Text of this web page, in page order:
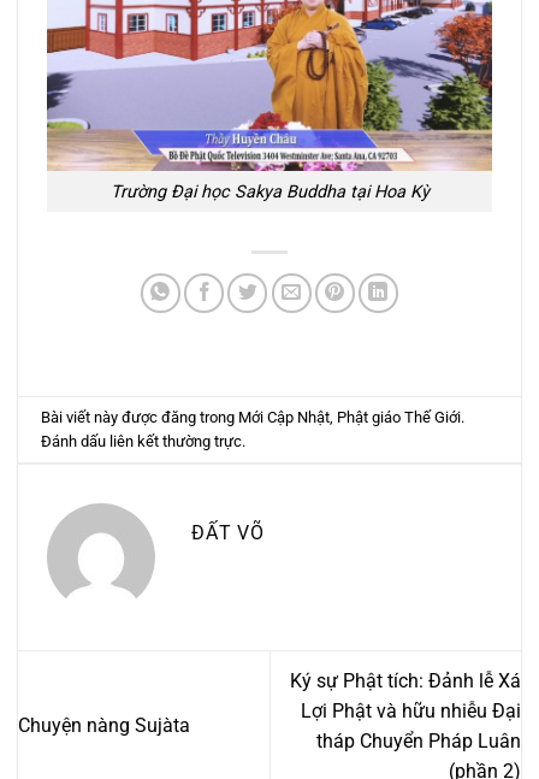
Trường Đại học Sakya Buddha tại Hoa Kỳ
Bài viết này được đăng trong Mới Cập Nhật Phật giáo Thế Giới.
Đánh dấu liên kết thường trực.
ĐẤT VÕ
Chuyện nàng Sujàta
Ký sự Phật tích: Đảnh lễ Xá
Lợi Phật và hữu nhiễu Đại
tháp Chuyển Pháp Luân
(phần 2)